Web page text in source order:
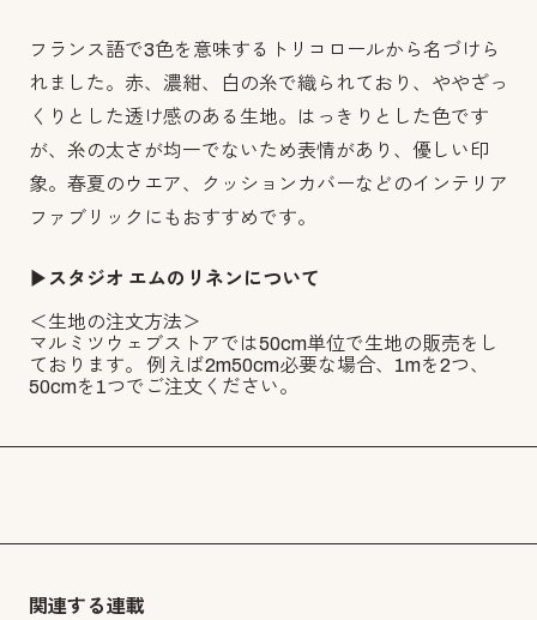
フランス語で3色を意味するトリコロールから名づけら
れました。赤、濃紺、白の糸で織られており、ややざっ
くりとした透け感のある生地。はっきりとした色です
が、糸の太さが均一でないため表情があり、優しい印
象。春夏のウエア、クッションカバーなどのインテリア
ファブリックにもおすすめです。
▶︎スタジオ エムのリネンについて
＜生地の注文方法＞
マルミツウェブストアでは50cm単位で生地の販売をし
ております。 例えば2m50cm必要な場合、1mを2つ、
50cmを1つでご注文ください。
関連する連載